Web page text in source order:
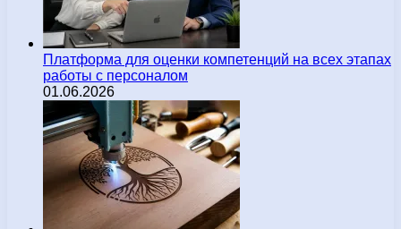
Платформа для оценки компетенций на всех этапах
работы с персоналом
01.06.2026